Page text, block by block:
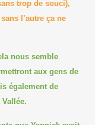
trop de souci),
l’autre ça ne
nous semble
aux gens de
également de